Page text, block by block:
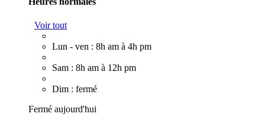
Voir tout
Lun - ven : 8h am à 4h pm
Sam : 8h am à 12h pm
Dim : fermé
Fermé aujourd'hui